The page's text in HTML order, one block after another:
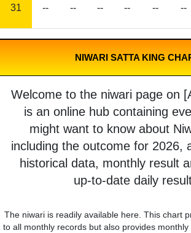
31 -- -- -- -- -- --
NIWARI SATTA KING
Welcome to the niwari page on
is an online hub containing
might want to know about
including the outcome for 2026,
historical data, monthly result
up-to-date daily
The niwari is readily available here. This chart
to all monthly records but also provides